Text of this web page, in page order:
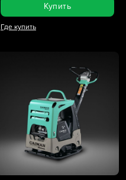
Купить
Где купить